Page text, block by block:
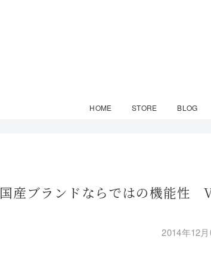
HOME STORE BLOG
国産ブランドならではの機能性
2014年12月